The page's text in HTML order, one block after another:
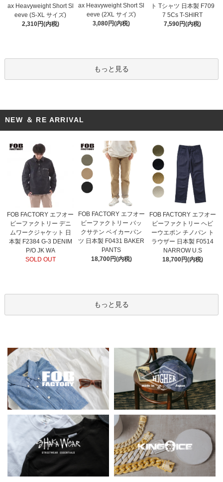
ax Heavyweight Short Sl
eeve (S-XL サイズ)
2,310円(内税)
ax Heavyweight Short Sl
eeve (2XL サイズ)
3,080円(内税)
ト Tシャツ 日本製 F709
7 5Cs T-SHIRT
7,590円(内税)
もっと見る
NEW ＆ RE ARRIVAL
FOB FACTORY エフオー
ビーファクトリー デニ
ムワークジャケット 日
本製 F2384 G-3 DENIM
P/O JK WA
SOLD OUT
FOB FACTORY エフオー
ビーファクトリー バッ
クサテン ベイカーパン
ツ 日本製 F0431 BAKER
PANTS
18,700円(内税)
FOB FACTORY エフオー
ビーファクトリー ヘビ
ーウエポン チノパン ト
ラウザー 日本製 F0514
NARROW U.S
18,700円(内税)
もっと見る